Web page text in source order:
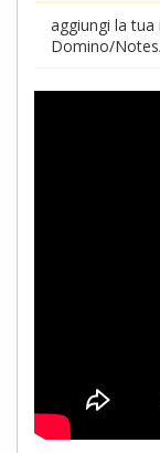
aggiungi la tua
Domino/